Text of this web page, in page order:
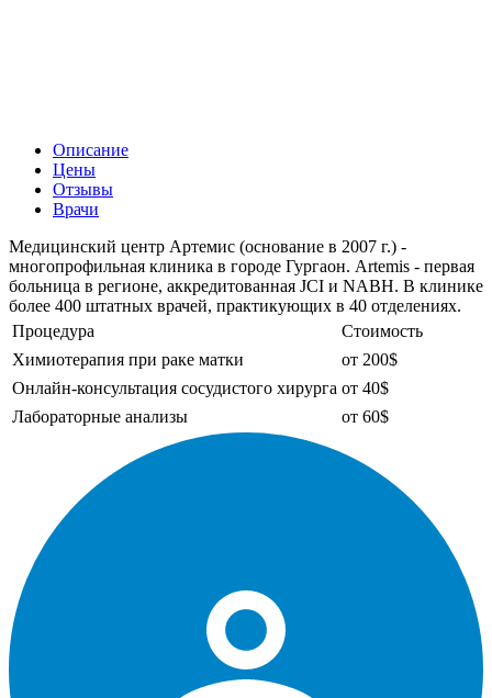
Описание
Цены
Отзывы
Врачи
Медицинский центр Артемис (основание в 2007 г.) -
многопрофильная клиника в городе Гургаон. Artemis - первая
больница в регионе, аккредитованная JCI и NABH. В клинике
более 400 штатных врачей, практикующих в 40 отделениях.
Процедура
Стоимость
Химиотерапия при раке матки
от 200$
Онлайн-консультация сосудистого хирурга от 40$
Лабораторные анализы
от 60$